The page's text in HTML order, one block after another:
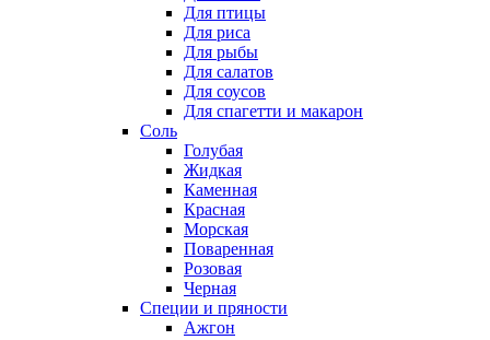
Для птицы
Для риса
Для рыбы
Для салатов
Для соусов
Для спагетти и макарон
Соль
Голубая
Жидкая
Каменная
Красная
Морская
Поваренная
Розовая
Черная
Специи и пряности
Ажгон